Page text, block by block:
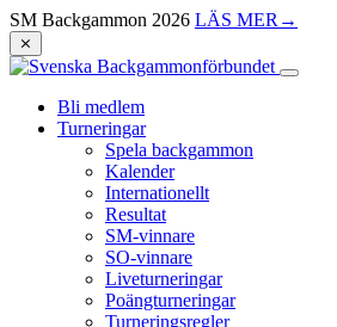
SM Backgammon 2026 LÄS MER →
⨯
Bli medlem
Turneringar
Spela backgammon
Kalender
Internationellt
Resultat
SM-vinnare
SO-vinnare
Liveturneringar
Poängturneringar
Turneringsregler